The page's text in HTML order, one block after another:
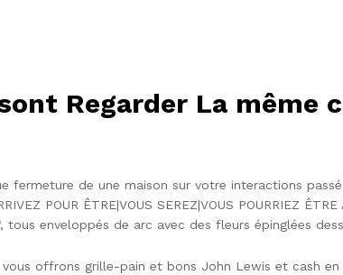
Regarder La même
de une maison sur votre interactions
POUR ÊTRE|VOUS SEREZ|VOUS POURRIEZ
tous enveloppés de arc avec des fleurs épinglées
offrons grille-pain et bons John Lewis et cash